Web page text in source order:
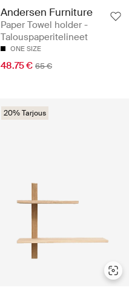
Andersen Furniture
Paper Towel holder -
Talouspaperitelineet
ONE SIZE
48.75 € 65 €
20% Tarjous